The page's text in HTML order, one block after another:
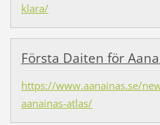
klara/
Första Daiten för
https://www.aanainas.se/
aanainas-atlas/